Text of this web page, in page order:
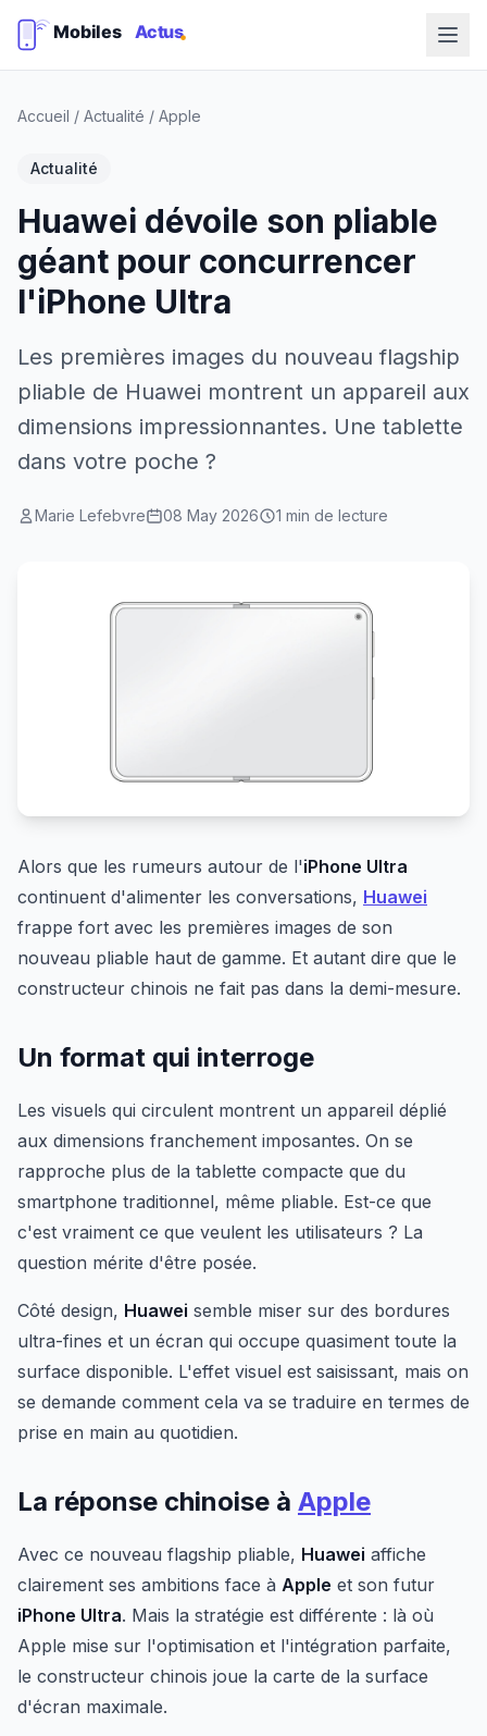
Accueil / Actualité / Apple
Actualité
Huawei dévoile son pliable
géant pour concurrencer
l'iPhone Ultra
Les premières images du nouveau flagship
pliable de Huawei montrent un appareil aux
dimensions impressionnantes. Une tablette
dans votre poche ?
Marie Lefebvre 08 May 2026 1 min de lecture
Alors que les rumeurs autour de l'iPhone Ultra
continuent d'alimenter les conversations, Huawei
frappe fort avec les premières images de son
nouveau pliable haut de gamme. Et autant dire que le
constructeur chinois ne fait pas dans la demi-mesure.
Un format qui interroge
Les visuels qui circulent montrent un appareil déplié
aux dimensions franchement imposantes. On se
rapproche plus de la tablette compacte que du
smartphone traditionnel, même pliable. Est-ce que
c'est vraiment ce que veulent les utilisateurs ? La
question mérite d'être posée.
Côté design, Huawei semble miser sur des bordures
ultra-fines et un écran qui occupe quasiment toute la
surface disponible. L'effet visuel est saisissant, mais on
se demande comment cela va se traduire en termes de
prise en main au quotidien.
La réponse chinoise à Apple
Avec ce nouveau flagship pliable, Huawei affiche
clairement ses ambitions face à Apple et son futur
iPhone Ultra. Mais la stratégie est différente : là où
Apple mise sur l'optimisation et l'intégration parfaite,
le constructeur chinois joue la carte de la surface
d'écran maximale.